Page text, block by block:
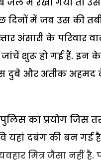
दिनों में जब उस की
अंसारी के
जांचें शुरू हो गई हैं. इन
दुबे और अतीक
पुलिस का प्रयोग
यहां दबंग की बन
मित्र जैसा नहीं